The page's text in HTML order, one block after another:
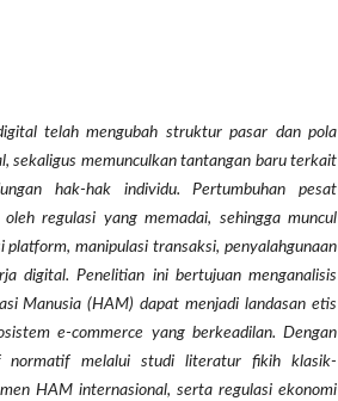
telah mengubah struktur pasar dan pola
sekaligus memunculkan tantangan baru terkait
hak-hak individu. Pertumbuhan pesat
regulasi yang memadai, sehingga muncul
manipulasi transaksi, penyalahgunaan
digital. Penelitian ini bertujuan menganalisis
Manusia (HAM) dapat menjadi landasan etis
e-commerce yang berkeadilan. Dengan
normatif melalui studi literatur fikih klasik-
HAM internasional, serta regulasi ekonomi